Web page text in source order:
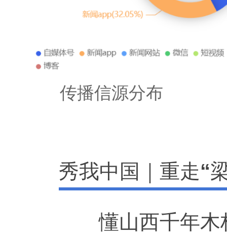
传播信源分布
秀我中国｜重走“
懂山西千年木